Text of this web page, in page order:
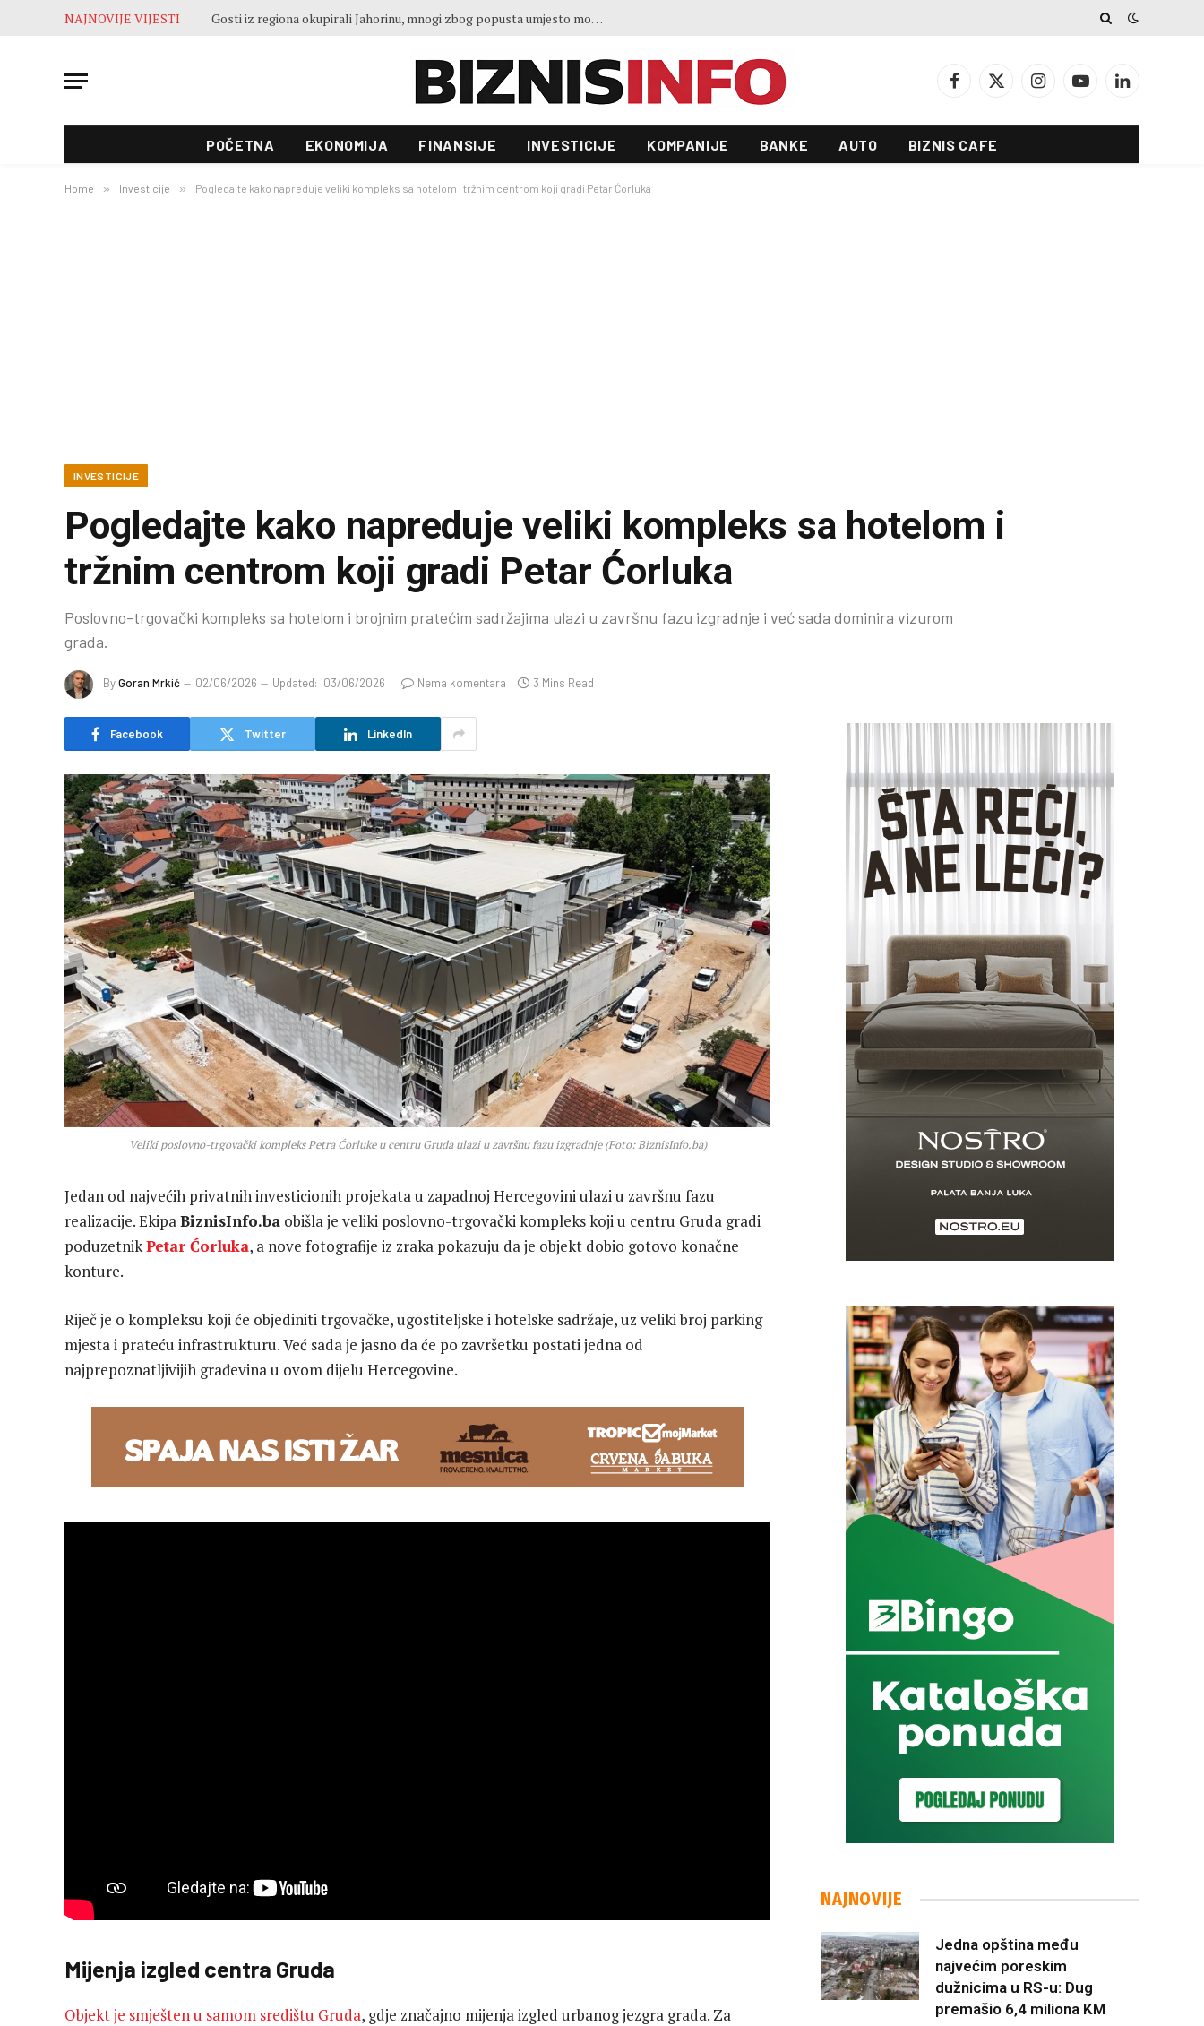
NAJNOVIJE VIJESTI Gosti iz regiona okupirali Jahorinu, mnogi zbog popusta umjesto mora izabrali planinu
Facebook
X
InstagramYouTubeLinkedIn
POČETNA EKONOMIJA FINANSIJE INVESTICIJE KOMPANIJE BANKE AUTO BIZNIS CAFE
Home » Investicije » Pogledajte kako napreduje veliki kompleks sa hotelom i tržnim centrom koji gradi Petar Ćorluka
INVESTICIJE
Pogledajte kako napreduje veliki kompleks sa hotelom i
tržnim centrom koji gradi Petar Ćorluka
Poslovno-trgovački kompleks sa hotelom i brojnim pratećim sadržajima ulazi u završnu fazu izgradnje i već sada dominira vizurom
grada.
ByGoran Mrkić 02/06/2026 Updated: 03/06/2026 Nema komentara 3 Mins Read
Facebook Twitter LinkedIn
Veliki poslovno-trgovački kompleks Petra Ćorluke u centru Gruda ulazi u završnu fazu izgradnje (Foto: BiznisInfo.ba)
Jedan od najvećih privatnih investicionih projekata u zapadnoj Hercegovini ulazi u završnu fazu
realizacije. EkipaBiznisInfo.ba obišla je veliki poslovno-trgovački kompleks koji u centru Gruda gradi
poduzetnikPetar Ćorluka, a nove fotografije iz zraka pokazuju da je objekt dobio gotovo konačne
konture.
Riječ je o kompleksu koji će objediniti trgovačke, ugostiteljske i hotelske sadržaje, uz veliki broj parking
mjesta i prateću infrastrukturu. Već sada je jasno da će po završetku postati jedna od
najprepoznatljivijih građevina u ovom dijelu Hercegovine.
Mijenja izgled centra Gruda
Objekt je smješten u samom središtu Gruda, gdje značajno mijenja izgled urbanog jezgra grada. Za
NAJNOVIJE
Jedna opština među
najvećim poreskim
dužnicima u RS-u: Dug
premašio 6,4 miliona KM